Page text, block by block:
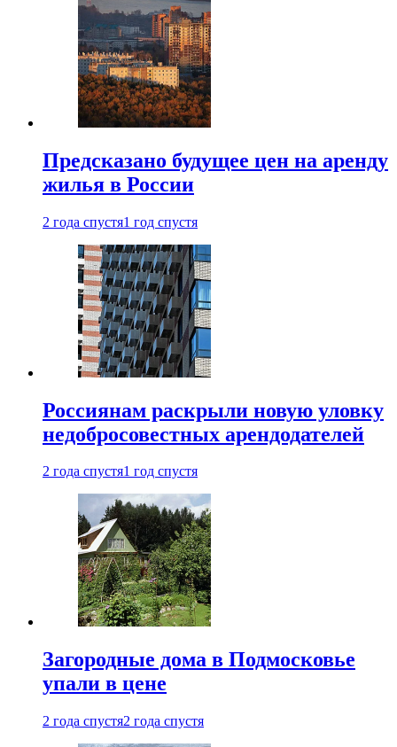
Предсказано будущее цен на аренду
жилья в России
2 года спустя1 год спустя
Россиянам раскрыли новую уловку
недобросовестных арендодателей
2 года спустя1 год спустя
Загородные дома в Подмосковье
упали в цене
2 года спустя2 года спустя